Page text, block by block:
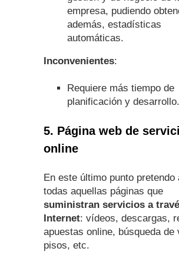
empresa, pudiendo
además, estadísticas
automáticas.
Inconvenientes:
Requiere más tiempo de
planificación y desarrollo.
5. Página web de
online
En este último punto pretendo
todas aquellas páginas que
suministran servicios a
Internet: vídeos, descargas,
apuestas online, búsqueda de
pisos, etc.